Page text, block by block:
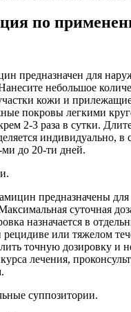
по
предназначен для
небольшое
кожи и
покровы легкими
2-3 раза в сутки.
индивидуально, в
ми до 20-ти дней.
предназначены для
суточная
назначается в
или тяжелом
точную дозировку и
лечения,
суппозитории.